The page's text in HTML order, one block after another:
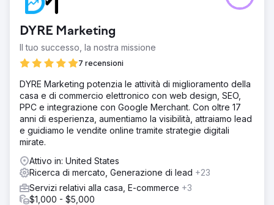
Walden, utilizzando Slack e strumenti di gestione progetti
per un'esecuzione senza interruzioni.
Risultato
Il lavoro di Anchoren ha prodotto risultati significativi, con
Walden che ha ottenuto la sua prima crescita positiva
degli iscritti dal 2022, riducendo al contempo la spesa del
75%. Il loro brand reset ha messo l'azienda su un nuovo
percorso di successo, con una crescita mensile costante
dall'inizio della partnership. L'attenzione di Anchoren
all'azione, alla comunicazione chiara e alla profonda
integrazione con il team di Walden li ha resi un'estensione
affidabile del reparto marketing, con un impatto aziendale
Vai alla pagina agenzia
DYRE Marketing
Il tuo successo, la nostra missione
7 recensioni
DYRE Marketing potenzia le attività di miglioramento della
casa e di commercio elettronico con web design, SEO,
PPC e integrazione con Google Merchant. Con oltre 17
anni di esperienza, aumentiamo la visibilità, attraiamo lead
e guidiamo le vendite online tramite strategie digitali
mirate.
Attivo in: United States
Ricerca di mercato, Generazione di lead +23
Servizi relativi alla casa, E-commerce +3
$1,000 - $5,000